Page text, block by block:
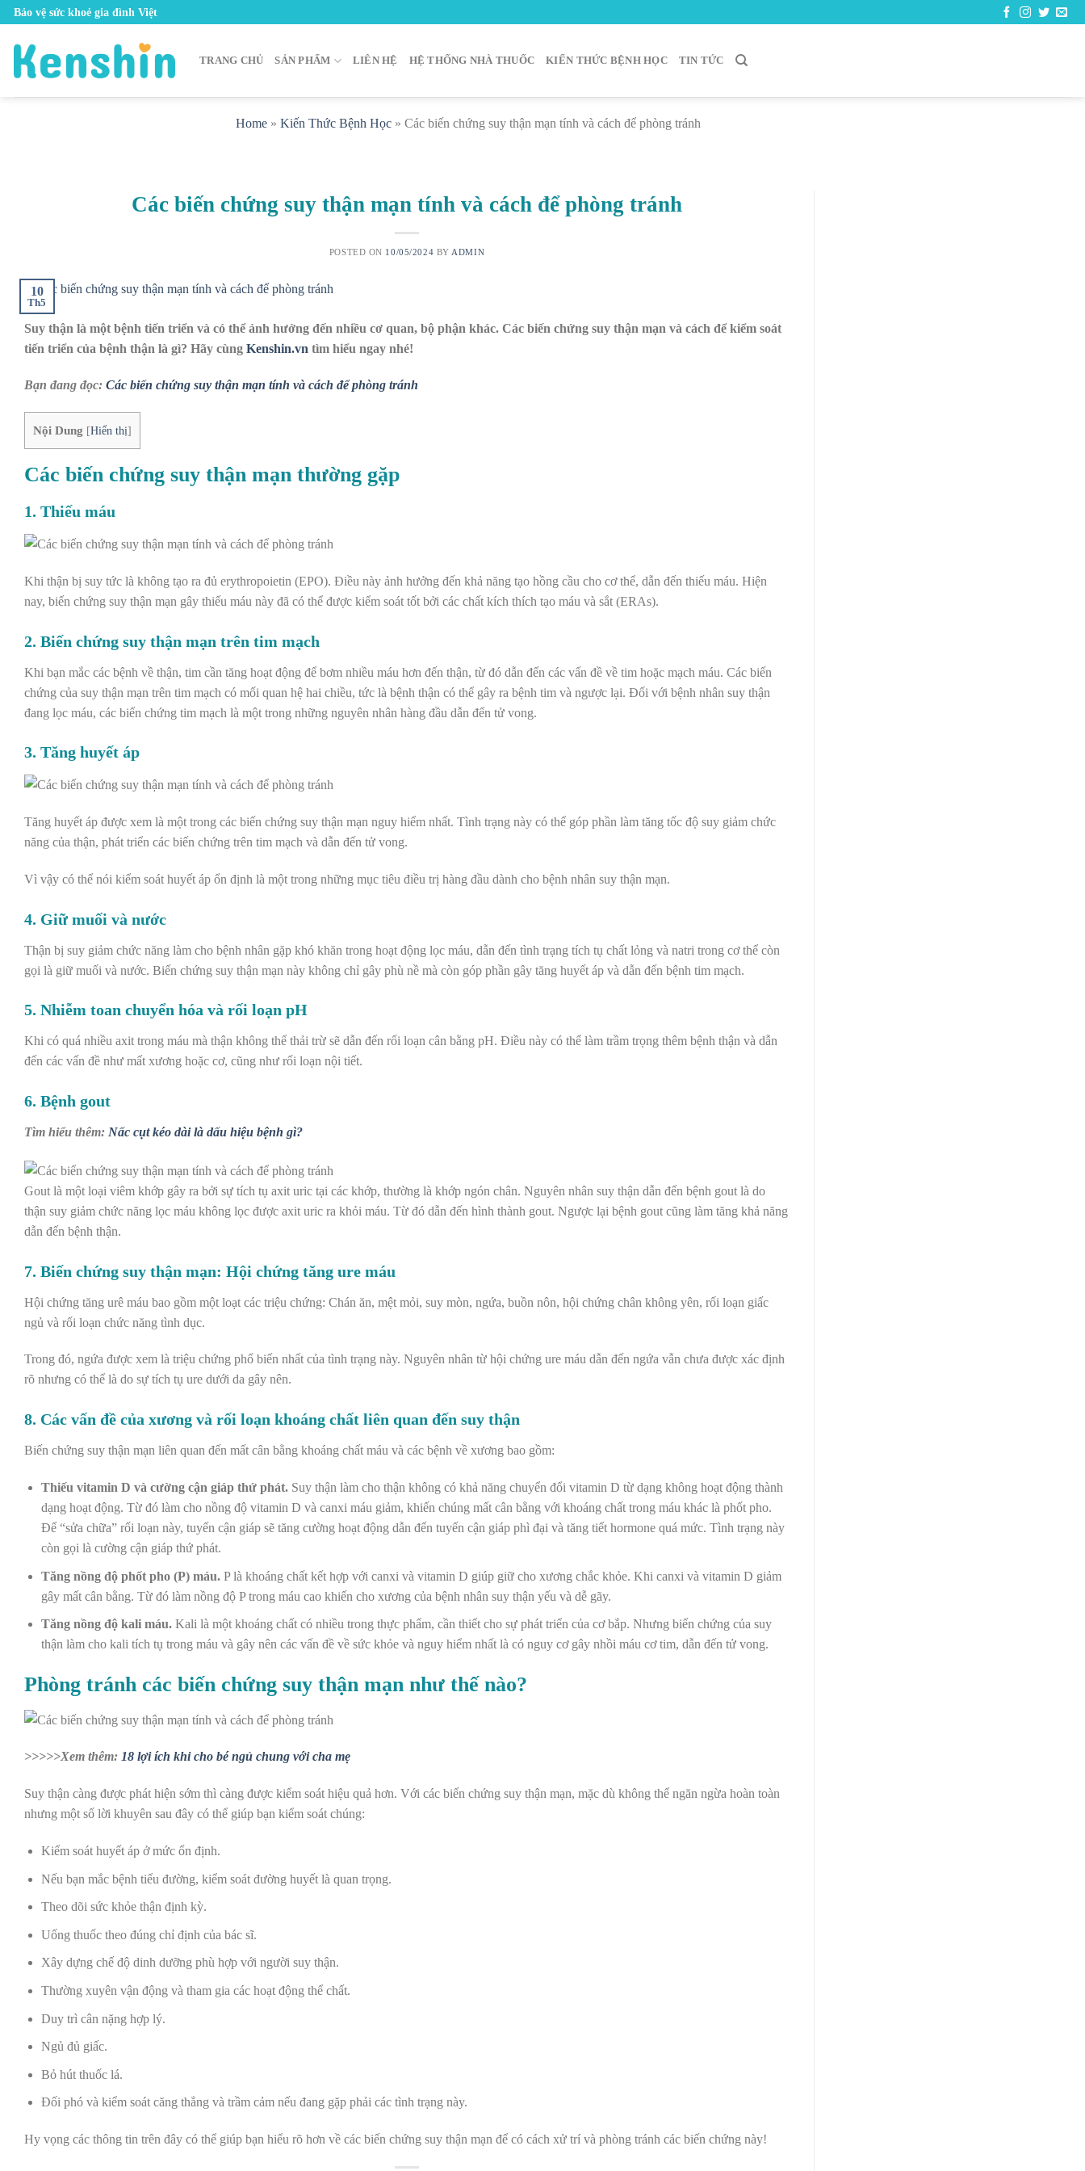
Skip
content
Bảo vệ sức khoẻ gia đình Việt
TRANG CHỦ SẢN PHẨM LIÊN HỆ HỆ THỐNG NHÀ THUỐC KIẾN THỨC BỆNH HỌC TIN TỨC
Home » Kiến Thức Bệnh Học » Các biến chứng suy thận mạn tính và cách để phòng tránh
Các biến chứng suy thận mạn tính và cách để phòng tránh
POSTED ON 10/05/2024 BY ADMIN
10
Th5
Suy thận là một bệnh tiến triển và có thể ảnh hưởng đến nhiều cơ quan, bộ phận khác. Các biến chứng suy thận mạn và cách để kiểm soát
tiến triển của bệnh thận là gì? Hãy cùng Kenshin.vn tìm hiểu ngay nhé!
Bạn đang đọc: Các biến chứng suy thận mạn tính và cách để phòng tránh
Nội Dung [Hiển thị]
Các biến chứng suy thận mạn thường gặp
1. Thiếu máu
Khi thận bị suy tức là không tạo ra đủ erythropoietin (EPO). Điều này ảnh hưởng đến khả năng tạo hồng cầu cho cơ thể, dẫn đến thiếu máu. Hiện
nay, biến chứng suy thận mạn gây thiếu máu này đã có thể được kiểm soát tốt bởi các chất kích thích tạo máu và sắt (ERAs).
2. Biến chứng suy thận mạn trên tim mạch
Khi bạn mắc các bệnh về thận, tim cần tăng hoạt động để bơm nhiều máu hơn đến thận, từ đó dẫn đến các vấn đề về tim hoặc mạch máu. Các biến
chứng của suy thận mạn trên tim mạch có mối quan hệ hai chiều, tức là bệnh thận có thể gây ra bệnh tim và ngược lại. Đối với bệnh nhân suy thận
đang lọc máu, các biến chứng tim mạch là một trong những nguyên nhân hàng đầu dẫn đến tử vong.
3. Tăng huyết áp
Tăng huyết áp được xem là một trong các biến chứng suy thận mạn nguy hiểm nhất. Tình trạng này có thể góp phần làm tăng tốc độ suy giảm chức
năng của thận, phát triển các biến chứng trên tim mạch và dẫn đến tử vong.
Vì vậy có thể nói kiểm soát huyết áp ổn định là một trong những mục tiêu điều trị hàng đầu dành cho bệnh nhân suy thận mạn.
4. Giữ muối và nước
Thận bị suy giảm chức năng làm cho bệnh nhân gặp khó khăn trong hoạt động lọc máu, dẫn đến tình trạng tích tụ chất lỏng và natri trong cơ thể còn
gọi là giữ muối và nước. Biến chứng suy thận mạn này không chỉ gây phù nề mà còn góp phần gây tăng huyết áp và dẫn đến bệnh tim mạch.
5. Nhiễm toan chuyển hóa và rối loạn pH
Khi có quá nhiều axit trong máu mà thận không thể thải trừ sẽ dẫn đến rối loạn cân bằng pH. Điều này có thể làm trầm trọng thêm bệnh thận và dẫn
đến các vấn đề như mất xương hoặc cơ, cũng như rối loạn nội tiết.
6. Bệnh gout
Tìm hiểu thêm: Nấc cụt kéo dài là dấu hiệu bệnh gì?
Gout là một loại viêm khớp gây ra bởi sự tích tụ axit uric tại các khớp, thường là khớp ngón chân. Nguyên nhân suy thận dẫn đến bệnh gout là do
thận suy giảm chức năng lọc máu không lọc được axit uric ra khỏi máu. Từ đó dẫn đến hình thành gout. Ngược lại bệnh gout cũng làm tăng khả năng
dẫn đến bệnh thận.
7. Biến chứng suy thận mạn: Hội chứng tăng ure máu
Hội chứng tăng urê máu bao gồm một loạt các triệu chứng: Chán ăn, mệt mỏi, suy mòn, ngứa, buồn nôn, hội chứng chân không yên, rối loạn giấc
ngủ và rối loạn chức năng tình dục.
Trong đó, ngứa được xem là triệu chứng phổ biến nhất của tình trạng này. Nguyên nhân từ hội chứng ure máu dẫn đến ngứa vẫn chưa được xác định
rõ nhưng có thể là do sự tích tụ ure dưới da gây nên.
8. Các vấn đề của xương và rối loạn khoáng chất liên quan đến suy thận
Biến chứng suy thận mạn liên quan đến mất cân bằng khoáng chất máu và các bệnh về xương bao gồm:
Thiếu vitamin D và cường cận giáp thứ phát.Suy thận làm cho thận không có khả năng chuyển đổi vitamin D từ dạng không hoạt động thành
dạng hoạt động. Từ đó làm cho nồng độ vitamin D và canxi máu giảm, khiến chúng mất cân bằng với khoáng chất trong máu khác là phốt pho.
Để “sửa chữa” rối loạn này, tuyến cận giáp sẽ tăng cường hoạt động dẫn đến tuyến cận giáp phì đại và tăng tiết hormone quá mức. Tình trạng này
còn gọi là cường cận giáp thứ phát.
Tăng nồng độ phốt pho (P) máu.P là khoáng chất kết hợp với canxi và vitamin D giúp giữ cho xương chắc khỏe. Khi canxi và vitamin D giảm
gây mất cân bằng. Từ đó làm nồng độ P trong máu cao khiến cho xương của bệnh nhân suy thận yếu và dễ gãy.
Tăng nồng độ kali máu.Kali là một khoáng chất có nhiều trong thực phẩm, cần thiết cho sự phát triển của cơ bắp. Nhưng biến chứng của suy
thận làm cho kali tích tụ trong máu và gây nên các vấn đề về sức khỏe và nguy hiểm nhất là có nguy cơ gây nhồi máu cơ tim, dẫn đến tử vong.
Phòng tránh các biến chứng suy thận mạn như thế nào?
>>>>>Xem thêm: 18 lợi ích khi cho bé ngủ chung với cha mẹ
Suy thận càng được phát hiện sớm thì càng được kiểm soát hiệu quả hơn. Với các biến chứng suy thận mạn, mặc dù không thể ngăn ngừa hoàn toàn
nhưng một số lời khuyên sau đây có thể giúp bạn kiểm soát chúng:
Kiểm soát huyết áp ở mức ổn định.
Nếu bạn mắc bệnh tiểu đường, kiểm soát đường huyết là quan trọng.
Theo dõi sức khỏe thận định kỳ.
Uống thuốc theo đúng chỉ định của bác sĩ.
Xây dựng chế độ dinh dưỡng phù hợp với người suy thận.
Thường xuyên vận động và tham gia các hoạt động thể chất.
Duy trì cân nặng hợp lý.
Ngủ đủ giấc.
Bỏ hút thuốc lá.
Đối phó và kiểm soát căng thẳng và trầm cảm nếu đang gặp phải các tình trạng này.
Hy vọng các thông tin trên đây có thể giúp bạn hiểu rõ hơn về các biến chứng suy thận mạn để có cách xử trí và phòng tránh các biến chứng này!